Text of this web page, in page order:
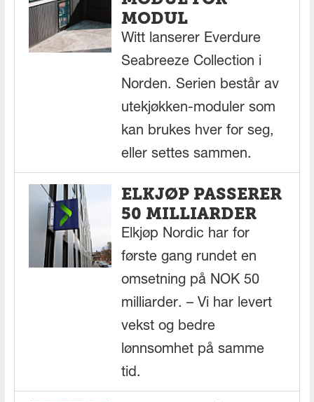
MODUL
Witt lanserer Everdure
Seabreeze Collection i
Norden. Serien består av
utekjøkken-moduler som
kan brukes hver for seg,
eller settes sammen.
ELKJØP PASSERER
50 MILLIARDER
Elkjøp Nordic har for
første gang rundet en
omsetning på NOK 50
milliarder. – Vi har levert
vekst og bedre
lønnsomhet på samme
tid.